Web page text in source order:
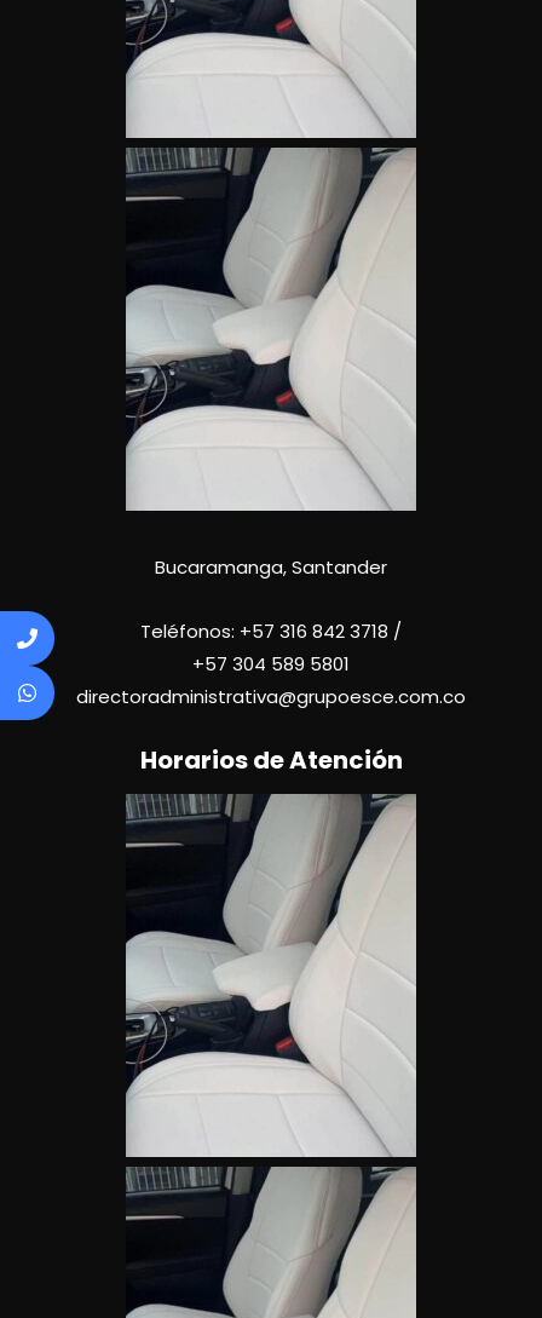
Bucaramanga, Santander
Teléfonos: +57 316 842 3718 /
+57 304 589 5801
directoradministrativa@grupoesce.com.co
Horarios de Atención